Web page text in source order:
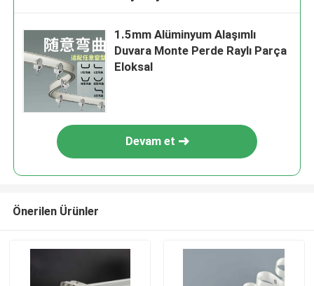
1.5mm Alüminyum Alaşımlı
Duvara Monte Perde Raylı Parça
Eloksal
Devam et
Önerilen Ürünler